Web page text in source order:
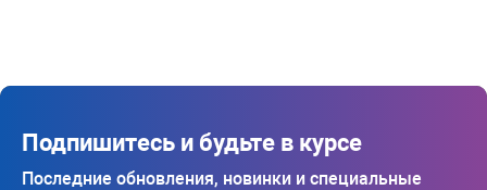
Подпишитесь и будьте в курсе
Последние обновления, новинки и специальные